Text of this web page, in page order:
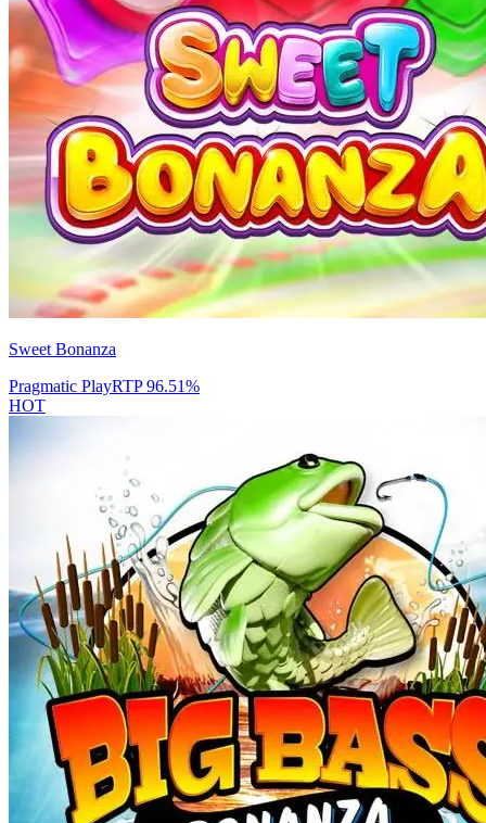
Sweet Bonanza
Pragmatic PlayRTP96.51%
HOT